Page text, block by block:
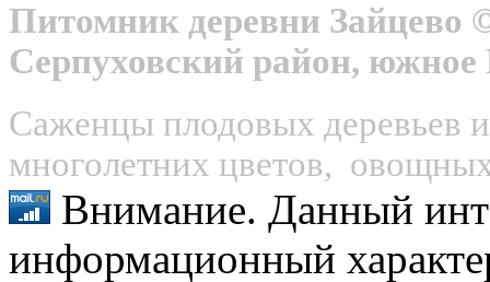
Питомник деревни Зайцево
Серпуховский район, южное
Саженцы плодовых деревьев
многолетних цветов,
Внимание. Данный
информационный